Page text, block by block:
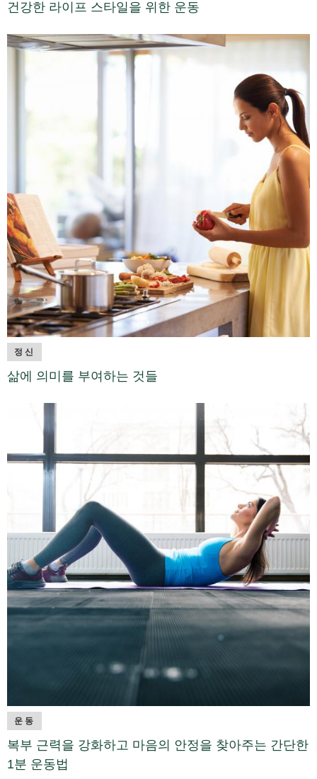
건강한 라이프 스타일을 위한 운동
정신
삶에 의미를 부여하는 것들
운동
복부 근력을 강화하고 마음의 안정을 찾아주는 간단한
1분 운동법